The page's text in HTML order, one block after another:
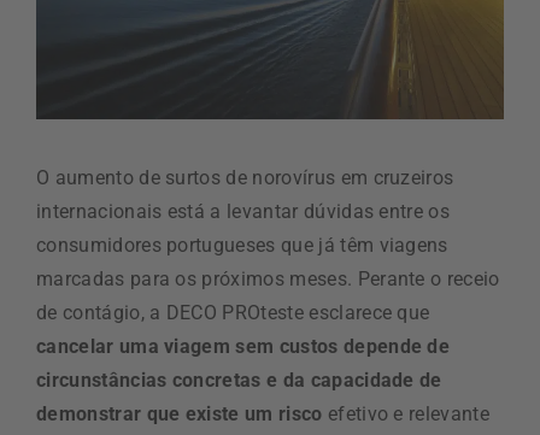
O aumento de surtos de norovírus em cruzeiros
internacionais está a levantar dúvidas entre os
consumidores portugueses que já têm viagens
marcadas para os próximos meses. Perante o receio
de contágio, a DECO PROteste esclarece que
cancelar uma viagem sem custos depende de
circunstâncias concretas e da capacidade de
demonstrar que existe um risco efetivo e relevante